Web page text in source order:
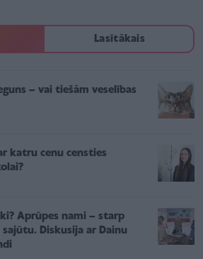
Lasītākais
– vai tiešām veselības
katru cenu censties
Aprūpes nami – starp
Diskusija ar Dainu